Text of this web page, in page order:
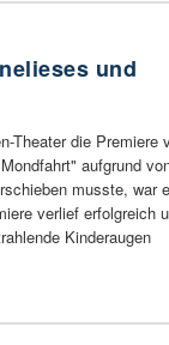
und
Theater die Premiere
aufgrund
musste, war
verlief erfolgreich
Kinderaugen